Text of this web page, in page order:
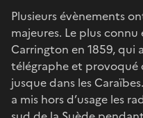
Plusieurs évènements
majeures. Le plus connu
Carrington en 1859, qui
télégraphe et provoqué
jusque dans les
a mis hors d’usage les